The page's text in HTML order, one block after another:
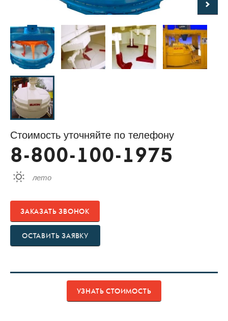
Стоимость уточняйте по телефону
8-800-100-1975
лето
ЗАКАЗАТЬ ЗВОНОК
ОСТАВИТЬ ЗАЯВКУ
УЗНАТЬ СТОИМОСТЬ